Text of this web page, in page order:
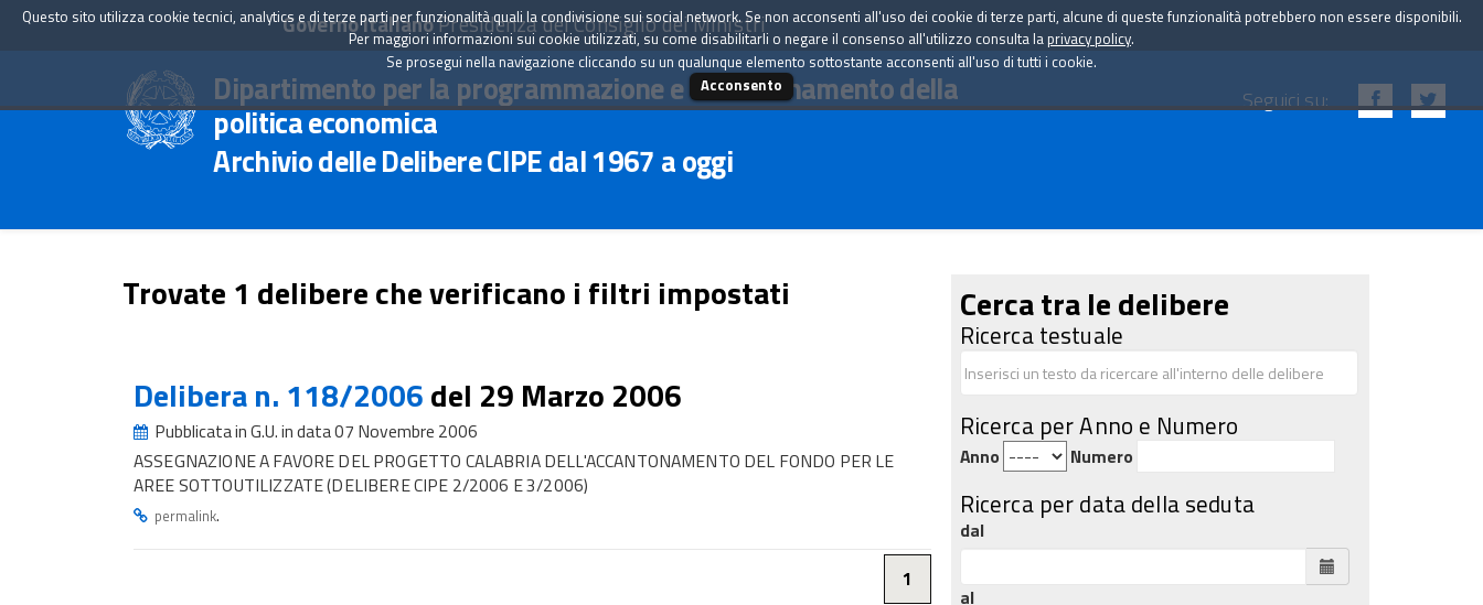
Governo ItalianoPresidenza del Consiglio dei Ministri
Dipartimento per la programmazione e il coordinamento della
politica economica
Archivio delle Delibere CIPE dal 1967 a oggi
Seguici su:
Trovate 1 delibere che verificano i filtri impostati
Delibera n. 118/2006del 29 Marzo 2006
Pubblicata in G.U. in data 07 Novembre 2006
ASSEGNAZIONE A FAVORE DEL PROGETTO CALABRIA DELL'ACCANTONAMENTO DEL FONDO PER LE
AREE SOTTOUTILIZZATE (DELIBERE CIPE 2/2006 E 3/2006)
permalink.
1
Cerca tra le delibere
Ricerca testuale
Ricerca per Anno e Numero
Anno Numero
Ricerca per data della seduta
dal
al
Questo sito utilizza cookie tecnici, analytics e di terze parti per funzionalità quali la condivisione sui social network. Se non acconsenti all'uso dei cookie di terze parti, alcune di queste funzionalità potrebbero non essere disponibili.
Per maggiori informazioni sui cookie utilizzati, su come disabilitarli o negare il consenso all'utilizzo consulta la privacy policy.
Se prosegui nella navigazione cliccando su un qualunque elemento sottostante acconsenti all'uso di tutti i cookie.
Acconsento